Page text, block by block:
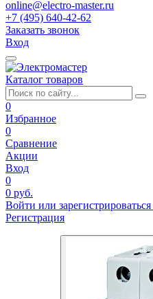
online@electro-master.ru
+7 (495) 640-42-62
Заказать звонок
Вход
Каталог товаров
0
Избранное
0
Сравнение
Акции
Вход
0
0 руб.
Войти или зарегистрироваться
Регистрация